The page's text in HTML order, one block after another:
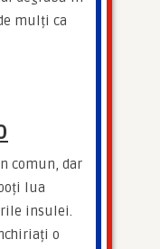
mulți ca
comun, dar
lua
insulei.
o